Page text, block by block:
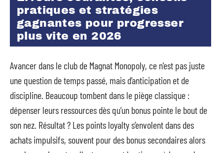
pratiques et stratégies
gagnantes pour progresser
plus vite en 2026
Avancer dans le club de Magnat Monopoly, ce n’est pas juste
une question de temps passé, mais d’anticipation et de
discipline. Beaucoup tombent dans le piège classique :
dépenser leurs ressources dès qu’un bonus pointe le bout de
son nez. Résultat ? Les points loyalty s’envolent dans des
achats impulsifs, souvent pour des bonus secondaires alors